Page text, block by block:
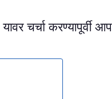
चर्चा